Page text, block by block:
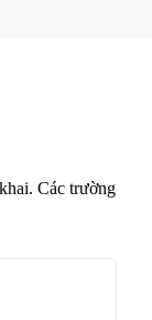
Các trường